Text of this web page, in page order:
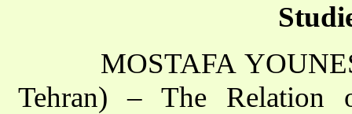
MOSTAFA
Tehran) – The